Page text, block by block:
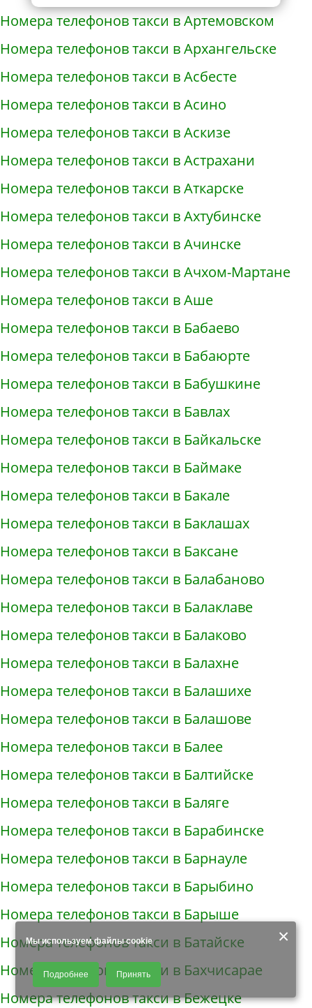
×
Мы используем файлы cookie
Продолжая использовать наш сайт, Вы даете согласие на обработку
файлов - COOKIES, пользовательских данных (файлы-cookies, IP-адрес,
данные об идентификаторе браузера, дата и время осуществления
доступа к сайту, история поисковых запросов) для сбора аналитической и
Подробнее Принять
Номера телефонов такси в Артемовском
Номера телефонов такси в Архангельске
Номера телефонов такси в Асбесте
Номера телефонов такси в Асино
Номера телефонов такси в Аскизе
Номера телефонов такси в Астрахани
Номера телефонов такси в Аткарске
Номера телефонов такси в Ахтубинске
Номера телефонов такси в Ачинске
Номера телефонов такси в Ачхом-Мартане
Номера телефонов такси в Аше
Номера телефонов такси в Бабаево
Номера телефонов такси в Бабаюрте
Номера телефонов такси в Бабушкине
Номера телефонов такси в Бавлах
Номера телефонов такси в Байкальске
Номера телефонов такси в Баймаке
Номера телефонов такси в Бакале
Номера телефонов такси в Баклашах
Номера телефонов такси в Баксане
Номера телефонов такси в Балабаново
Номера телефонов такси в Балаклаве
Номера телефонов такси в Балаково
Номера телефонов такси в Балахне
Номера телефонов такси в Балашихе
Номера телефонов такси в Балашове
Номера телефонов такси в Балее
Номера телефонов такси в Балтийске
Номера телефонов такси в Баляге
Номера телефонов такси в Барабинске
Номера телефонов такси в Барнауле
Номера телефонов такси в Барыбино
Номера телефонов такси в Барыше
Номера телефонов такси в Батайске
Номера телефонов такси в Бахчисарае
Номера телефонов такси в Бежецке